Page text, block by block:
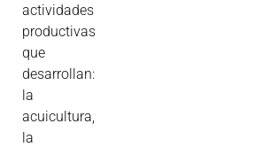
actividades
productivas
que
desarrollan:
la
acuicultura,
la